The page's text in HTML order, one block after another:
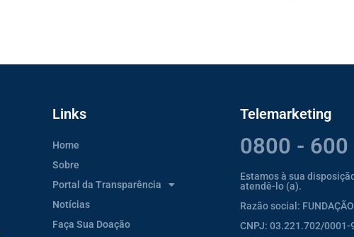
Links
Home
Sobre
Portal da Transparência
Notícias
Faça Sua Doação
Telemarketing
0800 - 600
Estamos à sua
atendê-lo (a).
Razão social:
CNPJ: 03.221.702/0001-